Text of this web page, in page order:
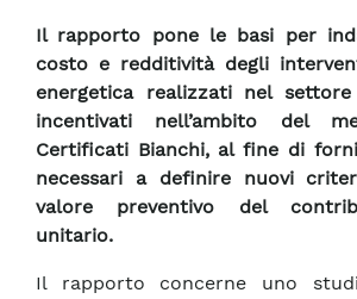
Il rapporto pone le basi per
costo e redditività degli
energetica realizzati nel
incentivati nell’ambito del
Certificati Bianchi, al fine di
necessari a definire nuovi
valore preventivo del
unitario.
Il rapporto concerne uno